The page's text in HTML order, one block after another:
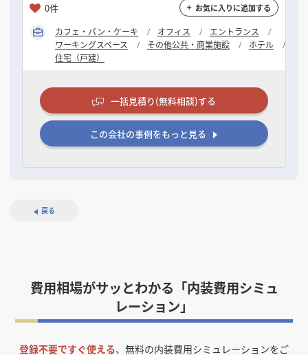
0件 お気に入りに追加する
カフェ・パン・ケーキ オフィス
エントランス
ワーキングスペース
その他公共・商業施設
ホテル
住宅（戸建）
一括見積り(無料相談)する
この会社の事例をもっと見る
戻る
費用相場がサッとわかる「内装費用シミュ
レーション」
登録不要ですぐ使える、無料の内装費用シミュレーションをご